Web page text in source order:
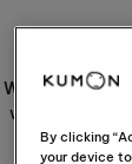
Wir benötigen
wie wir helfen
Africa
By clicking
your device